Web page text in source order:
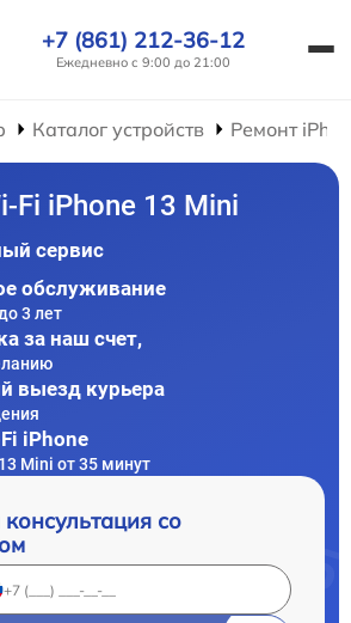
+7 (861) 212-36-12
Ежедневно с 9:00 до 21:00
Каталог устройств Ремонт
Fi iPhone 13 Mini
сервис
обслуживание
3 лет
за наш счет,
выезд курьера
iPhone
Mini от 35 минут
со